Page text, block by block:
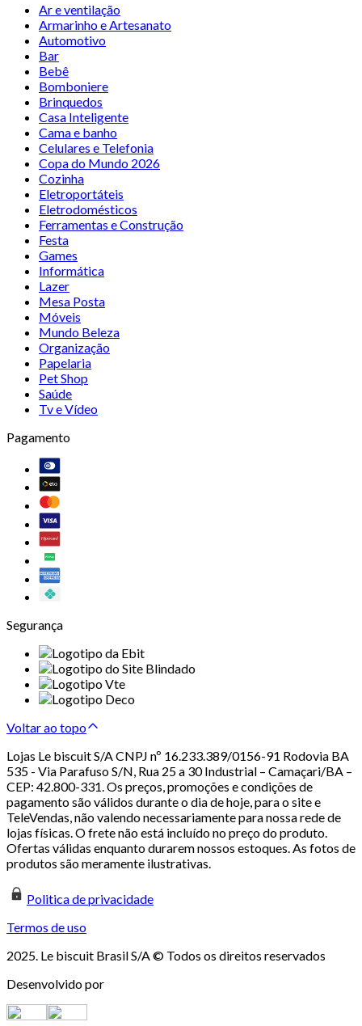
Ar e ventilação
Armarinho e Artesanato
Automotivo
Bar
Bebê
Bomboniere
Brinquedos
Casa Inteligente
Cama e banho
Celulares e Telefonia
Copa do Mundo 2026
Cozinha
Eletroportáteis
Eletrodomésticos
Ferramentas e Construção
Festa
Games
Informática
Lazer
Mesa Posta
Móveis
Mundo Beleza
Organização
Papelaria
Pet Shop
Saúde
Tv e Vídeo
Pagamento
Segurança
Voltar ao topo
Lojas Le biscuit S/A CNPJ nº 16.233.389/0156-91 Rodovia BA
535 - Via Parafuso S/N, Rua 25 a 30 Industrial – Camaçari/BA –
CEP: 42.800-331. Os preços, promoções e condições de
pagamento são válidos durante o dia de hoje, para o site e
TeleVendas, não valendo necessariamente para nossa rede de
lojas físicas. O frete não está incluído no preço do produto.
Ofertas válidas enquanto durarem nossos estoques. As fotos de
produtos são meramente ilustrativas.
Politica de privacidade
Termos de uso
2025. Le biscuit Brasil S/A © Todos os direitos reservados
Desenvolvido por